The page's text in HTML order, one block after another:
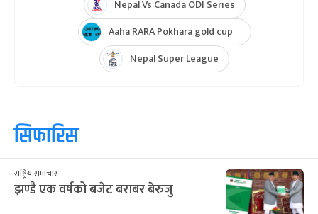
Nepal Vs Canada ODI Series
Aaha RARA Pokhara gold cup
Nepal Super League
सिफारिस
राष्ट्रिय समाचार
झण्डै एक वर्षको बजेट बराबर बेरुजु